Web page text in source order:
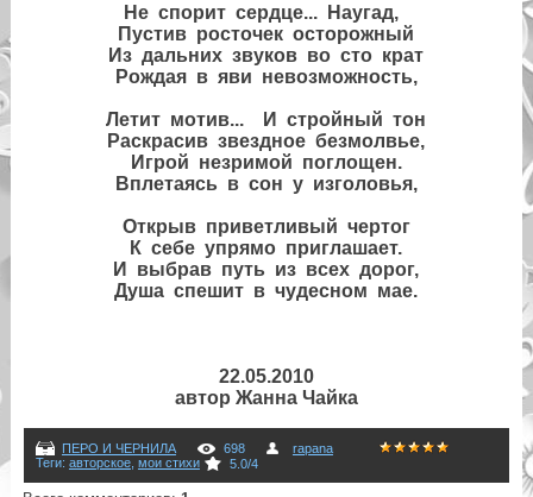
Не спорит сердце... Наугад,
Пустив росточек осторожный
Из дальних звуков во сто крат
Рождая в яви невозможность,
Летит мотив... И стройный тон
Раскрасив звездное безмолвье,
Игрой незримой поглощен.
Вплетаясь в сон у изголовья,
Открыв приветливый чертог
К себе упрямо приглашает.
И выбрав путь из всех дорог,
Душа спешит в чудесном мае.
22.05.2010
автор Жанна Чайка
ПЕРО И ЧЕРНИЛА 698
rapana
Теги: авторскoe, мои стихи 5.0/4